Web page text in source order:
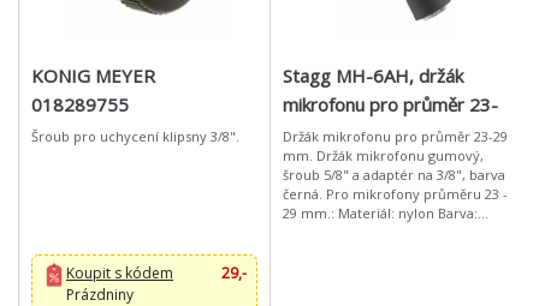
KONIG MEYER
018289755
Šroub pro uchycení klipsny 3/8".
Koupit s kódem
29,-
Prázdniny
Stagg MH-6AH, držák
mikrofonu pro průměr 23-
29 mm
Držák mikrofonu pro průměr 23-29
mm. Držák mikrofonu gumový,
šroub 5/8" a adaptér na 3/8", barva
černá. Pro mikrofony průměru 23 -
29 mm.: Materiál: nylon Barva: